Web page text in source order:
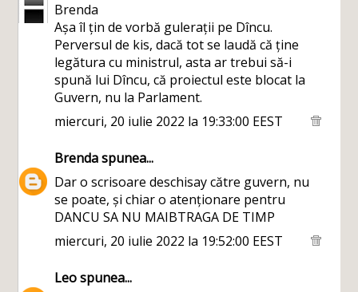
Brenda
Așa îl țin de vorbă gulerații pe Dîncu.
Perversul de kis, dacă tot se laudă că ține
legătura cu ministrul, asta ar trebui să-i
spună lui Dîncu, că proiectul este blocat la
Guvern, nu la Parlament.
miercuri, 20 iulie 2022 la 19:33:00 EEST
Brendaspunea...
Dar o scrisoare deschisay către guvern, nu
se poate, și chiar o atenționare pentru
DANCU SA NU MAIBTRAGA DE TIMP
miercuri, 20 iulie 2022 la 19:52:00 EEST
Leospunea...